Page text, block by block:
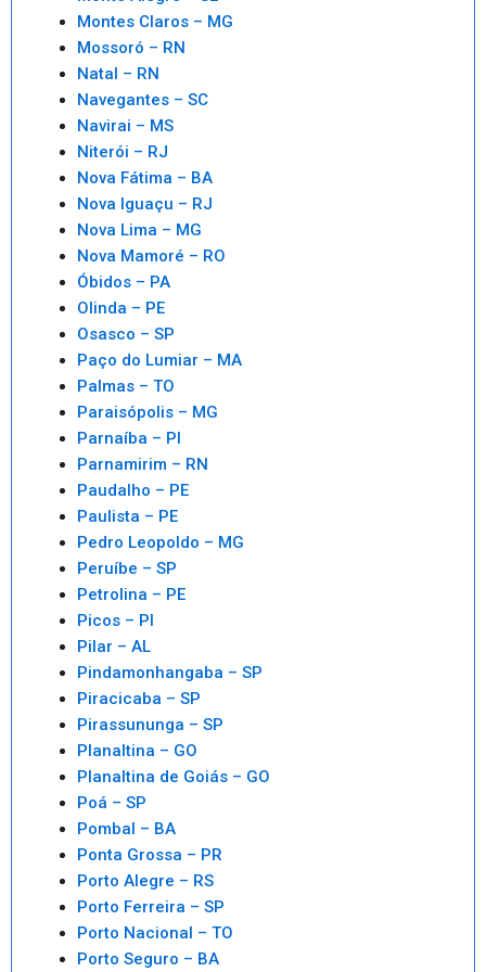
Montes Claros – MG
Mossoró – RN
Natal – RN
Navegantes – SC
Navirai – MS
Niterói – RJ
Nova Fátima – BA
Nova Iguaçu – RJ
Nova Lima – MG
Nova Mamoré – RO
Óbidos – PA
Olinda – PE
Osasco – SP
Paço do Lumiar – MA
Palmas – TO
Paraisópolis – MG
Parnaíba – PI
Parnamirim – RN
Paudalho – PE
Paulista – PE
Pedro Leopoldo – MG
Peruíbe – SP
Petrolina – PE
Picos – PI
Pilar – AL
Pindamonhangaba – SP
Piracicaba – SP
Pirassununga – SP
Planaltina – GO
Planaltina de Goiás – GO
Poá – SP
Pombal – BA
Ponta Grossa – PR
Porto Alegre – RS
Porto Ferreira – SP
Porto Nacional – TO
Porto Seguro – BA